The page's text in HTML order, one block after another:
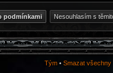
Tým • Smazat